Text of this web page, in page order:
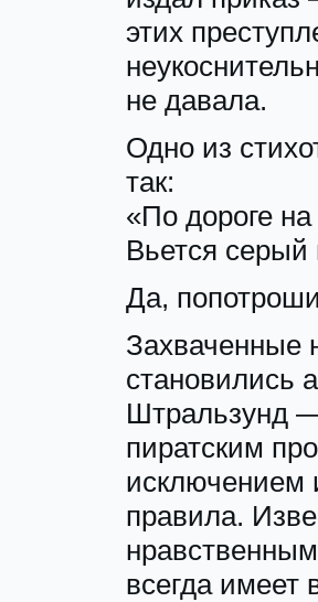
этих
не давала.
Одно из
так:
«По дороге
Вьется
Да,
Захваченные
становились
Штральзунд
пиратским
исключением
правила.
всегда имеет